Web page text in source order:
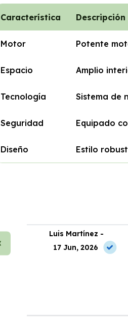
Característica Descripción
Motor Potente
Espacio Amplio
Tecnología Sistema de
Seguridad Equipado
Diseño Estilo
Luis Martínez -
17 Jun, 2026